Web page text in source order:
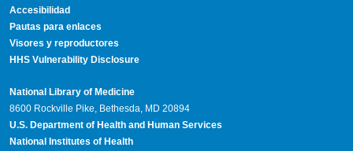
Accesibilidad
Pautas para enlaces
Visores y reproductores
HHS Vulnerability Disclosure
National Library of Medicine
8600 Rockville Pike, Bethesda, MD 20894
U.S. Department of Health and Human Services
National Institutes of Health